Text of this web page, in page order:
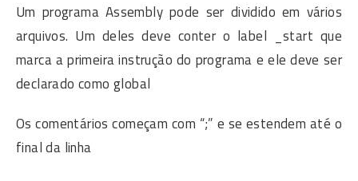
Um programa Assembly pode ser dividido em vários
arquivos. Um deles deve conter o label _start que
marca a primeira instrução do programa e ele deve ser
declarado como global
Os comentários começam com “;” e se estendem até o
final da linha